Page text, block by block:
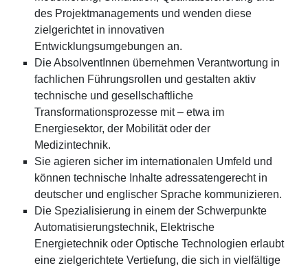
des Projektmanagements und wenden diese
zielgerichtet in innovativen
Entwicklungsumgebungen an.
Die AbsolventInnen übernehmen Verantwortung in
fachlichen Führungsrollen und gestalten aktiv
technische und gesellschaftliche
Transformationsprozesse mit – etwa im
Energiesektor, der Mobilität oder der
Medizintechnik.
Sie agieren sicher im internationalen Umfeld und
können technische Inhalte adressatengerecht in
deutscher und englischer Sprache kommunizieren.
Die Spezialisierung in einem der Schwerpunkte
Automatisierungstechnik, Elektrische
Energietechnik oder Optische Technologien erlaubt
eine zielgerichtete Vertiefung, die sich in vielfältige